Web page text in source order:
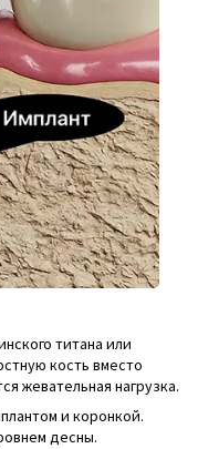
титана или
кость вместо
жевательная нагрузка.
и коронкой.
десны.